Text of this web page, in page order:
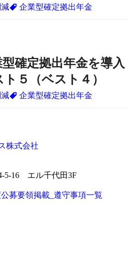
企業型確定拠出年金
確定拠出年金を導入
５（ベスト４）
企業型確定拠出年金
株式会社
5-16 エル千代田3F
募要領掲載_遵守事項一覧